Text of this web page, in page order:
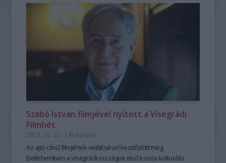
Szabó István filmjével nyitott a Visegrádi
Filmhét
2013. 10. 22. | Kultúrpart
Az ajtó című filmjének vetítésével kezdődött meg
Betlehemben avisegrádi országok első közös kulturális